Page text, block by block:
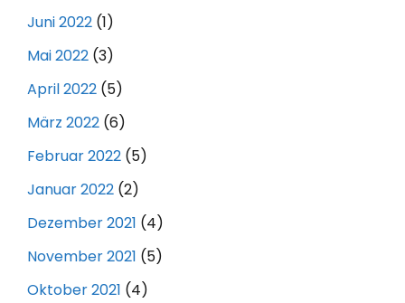
Juni 2022 (1)
Mai 2022 (3)
April 2022 (5)
März 2022 (6)
Februar 2022 (5)
Januar 2022 (2)
Dezember 2021 (4)
November 2021 (5)
Oktober 2021 (4)